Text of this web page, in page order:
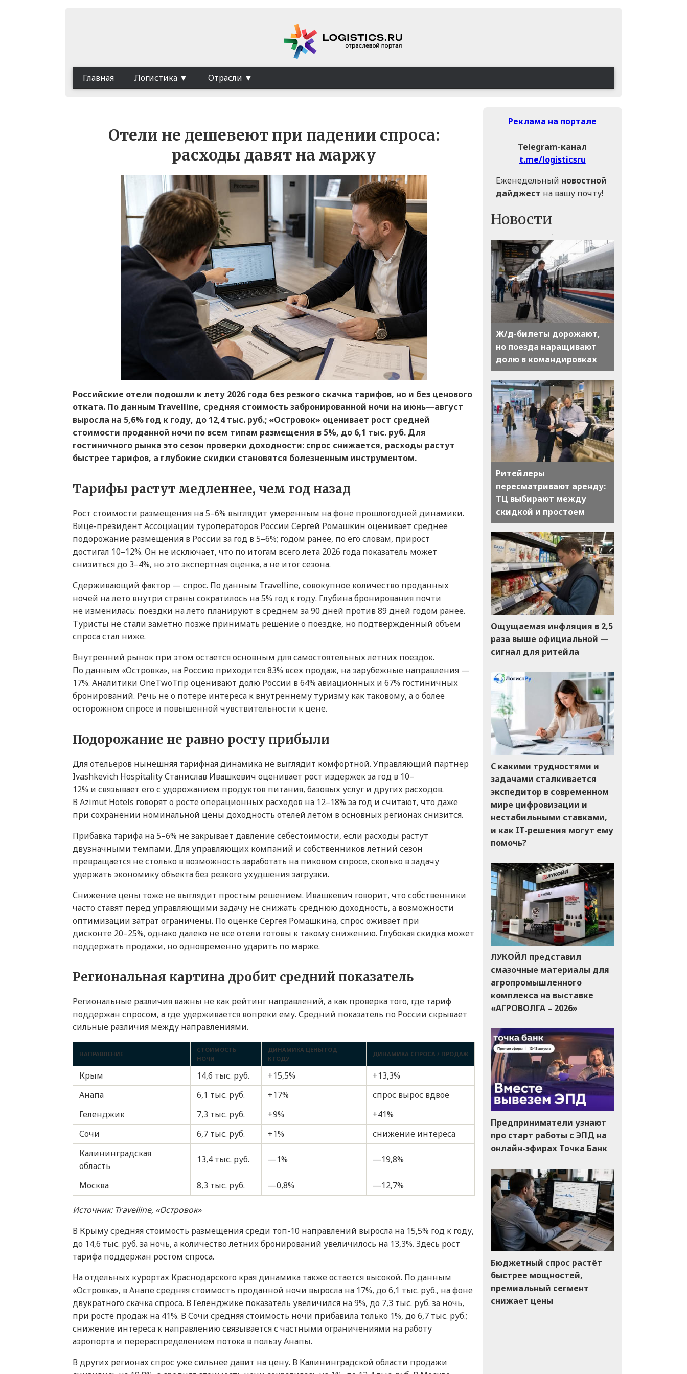
Главная Логистика Отрасли
Отели не дешевеют при падении спроса:
расходы давят на маржу
Российские отели подошли к лету 2026 года без резкого скачка тарифов, но и без ценового
отката. По данным Travelline, средняя стоимость забронированной ночи на июнь—август
выросла на 5,6% год к году, до 12,4 тыс. руб.; «Островок» оценивает рост средней
стоимости проданной ночи по всем типам размещения в 5%, до 6,1 тыс. руб. Для
гостиничного рынка это сезон проверки доходности: спрос снижается, расходы растут
быстрее тарифов, а глубокие скидки становятся болезненным инструментом.
Тарифы растут медленнее, чем год назад
Рост стоимости размещения на 5–6% выглядит умеренным на фоне прошлогодней динамики.
Вице-президент Ассоциации туроператоров России Сергей Ромашкин оценивает среднее
подорожание размещения в России за год в 5–6%; годом ранее, по его словам, прирост
достигал 10–12%. Он не исключает, что по итогам всего лета 2026 года показатель может
снизиться до 3–4%, но это экспертная оценка, а не итог сезона.
Сдерживающий фактор — спрос. По данным Travelline, совокупное количество проданных
ночей на лето внутри страны сократилось на 5% год к году. Глубина бронирования почти
не изменилась: поездки на лето планируют в среднем за 90 дней против 89 дней годом ранее.
Туристы не стали заметно позже принимать решение о поездке, но подтвержденный объем
спроса стал ниже.
Внутренний рынок при этом остается основным для самостоятельных летних поездок.
По данным «Островка», на Россию приходится 83% всех продаж, на зарубежные направления —
17%. Аналитики OneTwoTrip оценивают долю России в 64% авиационных и 67% гостиничных
бронирований. Речь не о потере интереса к внутреннему туризму как таковому, а о более
осторожном спросе и повышенной чувствительности к цене.
Подорожание не равно росту прибыли
Для отельеров нынешняя тарифная динамика не выглядит комфортной. Управляющий партнер
Ivashkevich Hospitality Станислав Ивашкевич оценивает рост издержек за год в 10–
12% и связывает его с удорожанием продуктов питания, базовых услуг и других расходов.
В Azimut Hotels говорят о росте операционных расходов на 12–18% за год и считают, что даже
при сохранении номинальной цены доходность отелей летом в основных регионах снизится.
Прибавка тарифа на 5–6% не закрывает давление себестоимости, если расходы растут
двузначными темпами. Для управляющих компаний и собственников летний сезон
превращается не столько в возможность заработать на пиковом спросе, сколько в задачу
удержать экономику объекта без резкого ухудшения загрузки.
Снижение цены тоже не выглядит простым решением. Ивашкевич говорит, что собственники
часто ставят перед управляющими задачу не снижать среднюю доходность, а возможности
оптимизации затрат ограничены. По оценке Сергея Ромашкина, спрос оживает при
дисконте 20–25%, однако далеко не все отели готовы к такому снижению. Глубокая скидка может
поддержать продажи, но одновременно ударить по марже.
Региональная картина дробит средний показатель
Региональные различия важны не как рейтинг направлений, а как проверка того, где тариф
поддержан спросом, а где удерживается вопреки ему. Средний показатель по России скрывает
сильные различия между направлениями.
НАПРАВЛЕНИЕ
СТОИМОСТЬ
НОЧИ
ДИНАМИКА ЦЕНЫ ГОД
К ГОДУ
ДИНАМИКА СПРОСА / ПРОДАЖ
Крым 14,6 тыс. руб. +15,5%
+13,3%
Анапа
6,1 тыс. руб. +17%
спрос вырос вдвое
Геленджик
7,3 тыс. руб. +9%
+41%
Сочи
6,7 тыс. руб. +1%
снижение интереса
Калининградская
область
13,4 тыс. руб. —1% —19,8%
Москва 8,3 тыс. руб. —0,8% —12,7%
Источник: Travelline, «Островок»
В Крыму средняя стоимость размещения среди топ-10 направлений выросла на 15,5% год к году,
до 14,6 тыс. руб. за ночь, а количество летних бронирований увеличилось на 13,3%. Здесь рост
тарифа поддержан ростом спроса.
На отдельных курортах Краснодарского края динамика также остается высокой. По данным
«Островка», в Анапе средняя стоимость проданной ночи выросла на 17%, до 6,1 тыс. руб., на фоне
двукратного скачка спроса. В Геленджике показатель увеличился на 9%, до 7,3 тыс. руб. за ночь,
при росте продаж на 41%. В Сочи средняя стоимость ночи прибавила только 1%, до 6,7 тыс. руб.;
снижение интереса к направлению связывается с частными ограничениями на работу
аэропорта и перераспределением потока в пользу Анапы.
В других регионах спрос уже сильнее давит на цену. В Калининградской области продажи
Реклама на портале
Telegram-канал
t.me/logisticsru
Еженедельный новостной
дайджест на вашу почту!
Новости
Ж/д-билеты дорожают,
но поезда наращивают
долю в командировках
Ритейлеры
пересматривают аренду:
ТЦ выбирают между
скидкой и простоем
Ощущаемая инфляция в 2,5
раза выше официальной —
сигнал для ритейла
С какими трудностями и
задачами сталкивается
экспедитор в современном
мире цифровизации и
нестабильными ставками,
и как IT-решения могут ему
помочь?
ЛУКОЙЛ представил
смазочные материалы для
агропромышленного
комплекса на выставке
«АГРОВОЛГА – 2026»
Предприниматели узнают
про старт работы с ЭПД на
онлайн-эфирах Точка Банк
Бюджетный спрос растёт
быстрее мощностей,
премиальный сегмент
снижает цены